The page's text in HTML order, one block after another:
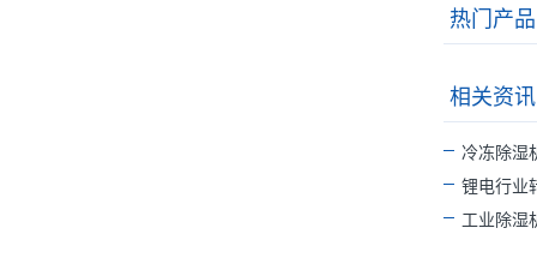
热门产品
相关资讯
冷冻除湿
锂电行业
工业除湿